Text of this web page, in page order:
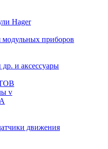
Hager
приборов
и аксессуары
v
движения